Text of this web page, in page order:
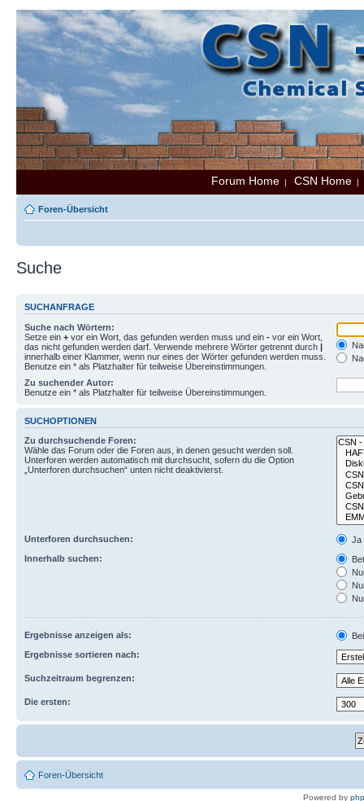
Forum Home | CSN Home
Foren-Übersicht
Suche
SUCHANFRAGE
Suche nach Wörtern:
Setze ein + vor ein Wort, das gefunden werden muss und ein - vor ein Wort,
das nicht gefunden werden darf. Verwende mehrere Wörter getrennt durch |
innerhalb einer Klammer, wenn nur eines der Wörter gefunden werden muss.
Benutze ein * als Platzhalter für teilweise Übereinstimmungen.
Zu suchender Autor:
Benutze ein * als Platzhalter für teilweise Übereinstimmungen.
SUCHOPTIONEN
Zu durchsuchende Foren:
Wähle das Forum oder die Foren aus, in denen gesucht werden soll.
Unterforen werden automatisch mit durchsucht, sofern du die Option
„Unterforen durchsuchen“ unten nicht deaktivierst.
Unterforen durchsuchen:
Ja
Innerhalb suchen:
Ergebnisse anzeigen als:
Ergebnisse sortieren nach:
Suchzeitraum begrenzen:
Die ersten:
Foren-Übersicht
Powered by